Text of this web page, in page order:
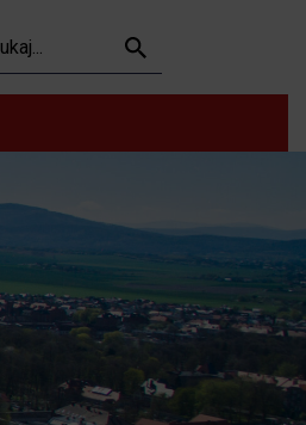
Szukaj